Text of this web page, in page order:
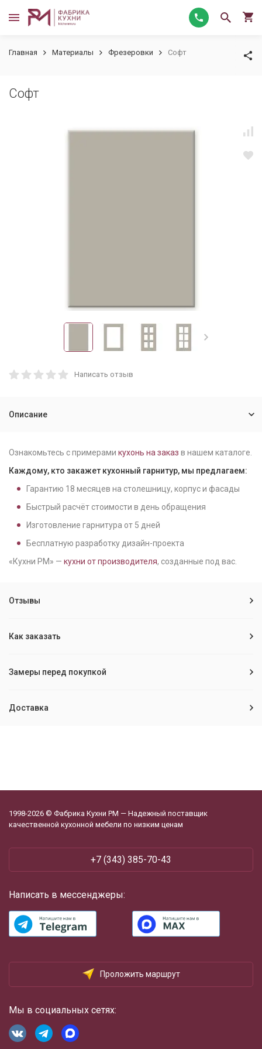
Главная Материалы Фрезеровки Софт
Софт
Написать отзыв
Описание
Ознакомьтесь с примерами кухонь на заказ в нашем каталоге.
Каждому, кто закажет кухонный гарнитур, мы предлагаем:
Гарантию 18 месяцев на столешницу, корпус и фасады
Быстрый расчёт стоимости в день обращения
Изготовление гарнитура от 5 дней
Бесплатную разработку дизайн-проекта
«Кухни РМ» — кухни от производителя, созданные под вас.
Отзывы
Как заказать
Замеры перед покупкой
Доставка
1998-2026 © Фабрика Кухни РМ — Надежный поставщик
качественной кухонной мебели по низким ценам
+7 (343) 385-70-43
Написать в мессенджеры:
Проложить маршрут
Мы в социальных сетях: